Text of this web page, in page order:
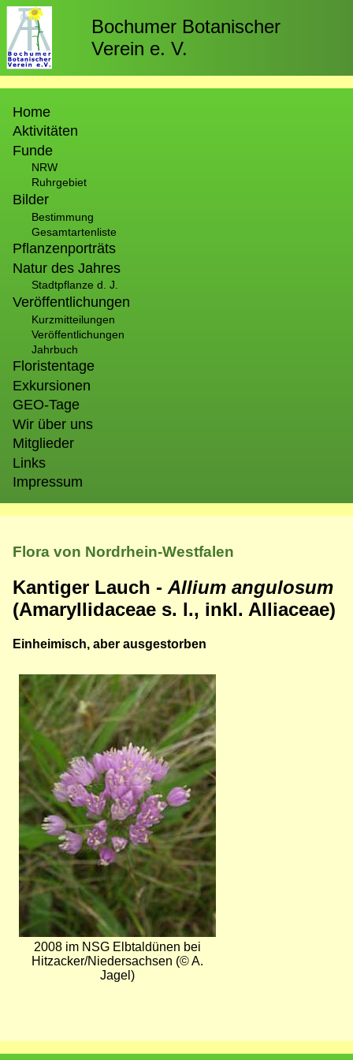
Direkt
zum
Inhalt
Bochumer Botanischer
Verein e. V.
Home
Aktivitäten
Funde
NRW
Ruhrgebiet
Bilder
Bestimmung
Gesamtartenliste
Pflanzenporträts
Natur des Jahres
Stadtpflanze d. J.
Veröffentlichungen
Kurzmitteilungen
Veröffentlichungen
Jahrbuch
Floristentage
Exkursionen
GEO-Tage
Wir über uns
Mitglieder
Links
Impressum
Flora von Nordrhein-Westfalen
Kantiger Lauch - Allium angulosum
(Amaryllidaceae s. l., inkl. Alliaceae)
Einheimisch, aber ausgestorben
Bild
2008 im NSG Elbtaldünen bei
Hitzacker/Niedersachsen (© A.
Jagel)